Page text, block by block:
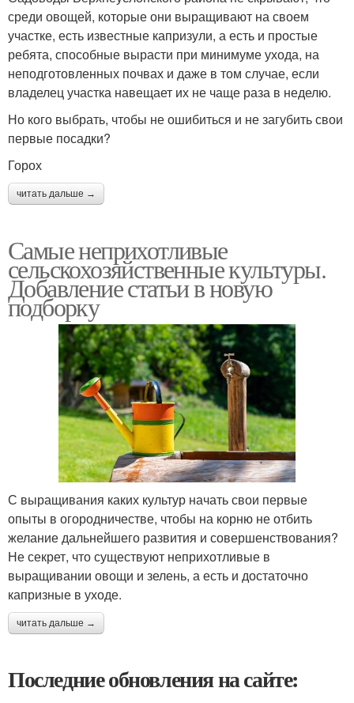
среди овощей, которые они выращивают на своем
участке, есть известные капризули, а есть и простые
ребята, способные вырасти при минимуме ухода, на
неподготовленных почвах и даже в том случае, если
владелец участка навещает их не чаще раза в неделю.
Но кого выбрать, чтобы не ошибиться и не загубить свои
первые посадки?
Горох
читать дальше →
Самые неприхотливые
сельскохозяйственные культуры.
Добавление статьи в новую
подборку
С выращивания каких культур начать свои первые
опыты в огородничестве, чтобы на корню не отбить
желание дальнейшего развития и совершенствования?
Не секрет, что существуют неприхотливые в
выращивании овощи и зелень, а есть и достаточно
капризные в уходе.
читать дальше →
Последние обновления на сайте: